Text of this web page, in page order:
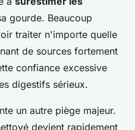
gourde. Beaucoup
traiter n'importe quelle
de sources fortement
confiance excessive
digestifs sérieux.
un autre piège majeur.
devient rapidement